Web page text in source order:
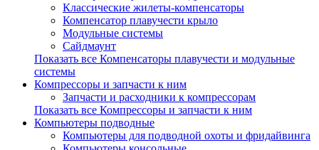
Классические жилеты-компенсаторы
Компенсатор плавучести крыло
Модульные системы
Сайдмаунт
Показать все Компенсаторы плавучести и модульные
системы
Компрессоры и запчасти к ним
Запчасти и расходники к компрессорам
Показать все Компрессоры и запчасти к ним
Компьютеры подводные
Компьютеры для подводной охоты и фридайвинга